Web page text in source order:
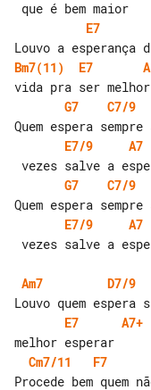
E7
Bm7(11)
E7
A
G7
C7/9
E7/9
A7
G7
C7/9
E7/9
A7
Am7 D7/9
E7
A7+
Cm7/11
F7